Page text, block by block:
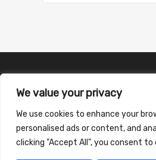
We value your privacy
We use cookies to enhance your
personalised ads or content, and
clicking "Accept All", you consent to